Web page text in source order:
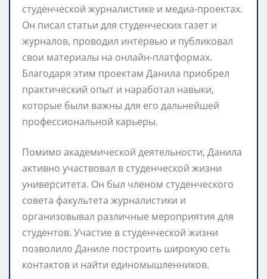
студенческой журналистике и медиа-проектах.
Он писал статьи для студенческих газет и
журналов, проводил интервью и публиковал
свои материалы на онлайн-платформах.
Благодаря этим проектам Данила приобрел
практический опыт и наработал навыки,
которые были важны для его дальнейшей
профессиональной карьеры.
Помимо академической деятельности, Данила
активно участвовал в студенческой жизни
университета. Он был членом студенческого
совета факультета журналистики и
организовывал различные мероприятия для
студентов. Участие в студенческой жизни
позволило Даниле построить широкую сеть
контактов и найти единомышленников.